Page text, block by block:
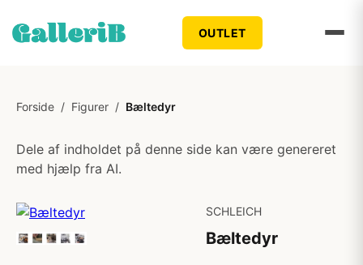
OUTLET
Forside / Figurer / Bæltedyr
Dele af indholdet på denne side kan være genereret
med hjælp fra AI.
SCHLEICH
Bæltedyr